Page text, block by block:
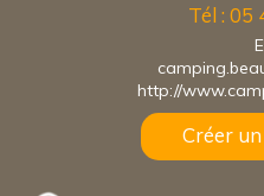
Tél : 05
http://
Créer